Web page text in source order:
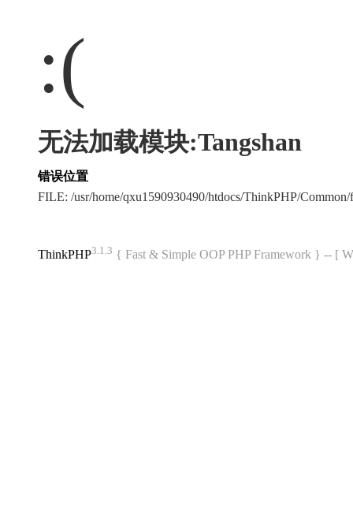
:(
无法加载模块:Tangshan
错误位置
FILE: /usr/home/qxu1590930490/htdocs/ThinkPHP/
ThinkPHP3.1.3 { Fast & Simple OOP PHP Framework } -- [